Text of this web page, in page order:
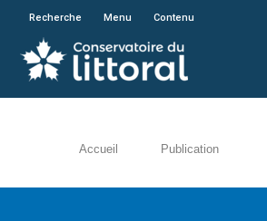
En poursuivant
Recherche Menu Contenu
Accueil Publication